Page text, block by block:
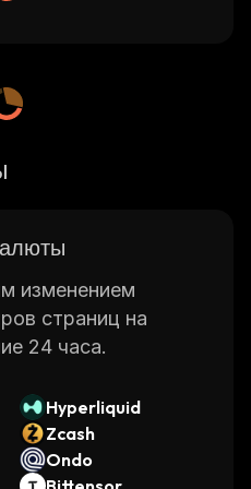
изменением
страниц на
24 часа.
Hyperliquid
Zcash
Ondo